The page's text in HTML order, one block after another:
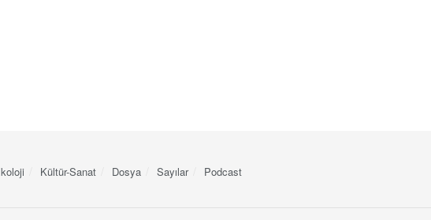
Kültür-Sanat Dosya Sayılar Podcast